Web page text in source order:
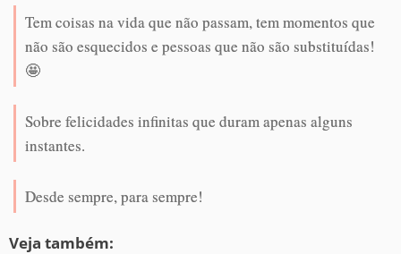
Tem coisas na vida que não passam, tem momentos que
não são esquecidos e pessoas que não são substituídas!
🤩
Sobre felicidades infinitas que duram apenas alguns
instantes.
Desde sempre, para sempre!
Veja também: